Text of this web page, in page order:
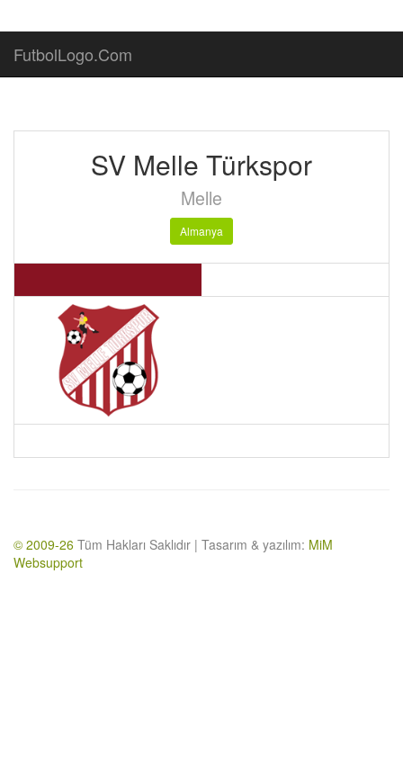
FutbolLogo.Com
SV Melle Türkspor
Melle
Almanya
© 2009-26 Tüm Hakları Saklıdır | Tasarım & yazılım: MiM
Websupport